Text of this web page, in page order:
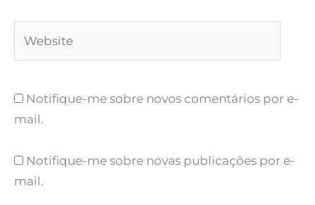
Notifique-me sobre novos comentários por e-
mail.
Notifique-me sobre novas publicações por e-
mail.